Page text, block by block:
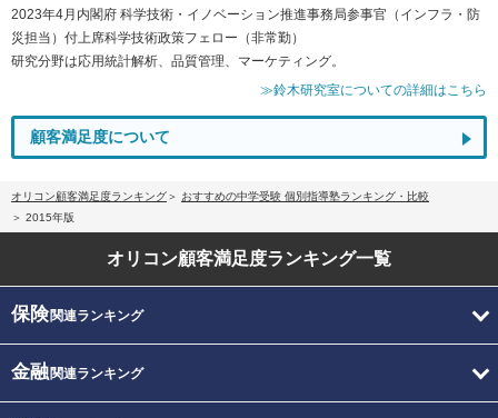
2023年4月内閣府 科学技術・イノベーション推進事務局参事官（インフラ・防
災担当）付上席科学技術政策フェロー（非常勤）
研究分野は応用統計解析、品質管理、マーケティング。
≫鈴木研究室についての詳細はこちら
顧客満足度について
オリコン顧客満足度ランキング
おすすめの中学受験 個別指導塾ランキング・比較
2015年版
オリコン顧客満足度ランキング一覧
保険関連ランキング
金融関連ランキング